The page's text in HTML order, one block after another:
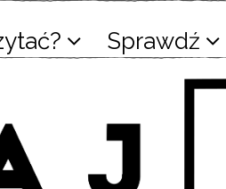
Sprawdź